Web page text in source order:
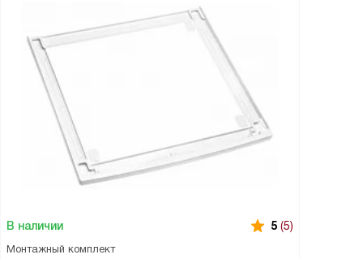
В наличии 5 (5)
Монтажный комплект